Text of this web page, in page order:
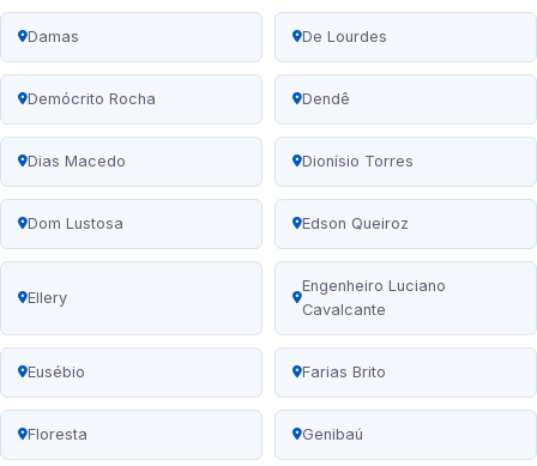
Damas De Lourdes
Demócrito Rocha Dendê
Dias Macedo Dionísio Torres
Dom Lustosa Edson Queiroz
Ellery
Engenheiro Luciano
Cavalcante
Eusébio Farias Brito
Floresta Genibaú